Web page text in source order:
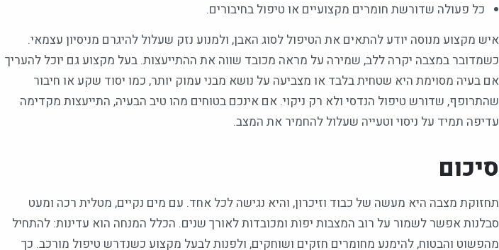
כל פעולה שדורשת חומרים מקצועיים או טיפול בחיבורים.
איש מקצוע מנוסה יודע להתאים את הטיפול לסוג האבן, ולמנוע נזק שעלול להיגרם מניסיון עצמאי.
כשמדובר במצבה יקרה ללב, שמירה על מראה מכובד שווה את ההתייעצות. בעל מקצוע גם יוכל להעריך
אם בעיה מסוימת היא שטחית בלבד או מצביעה על נושא מבני עמוק יותר, כמו יסוד שקע או חיבור
שהתרופף, שדורש טיפול הנדסי ולא רק ניקוי. אם אינכם בטוחים מהו טיב הבעיה, התייעצות מקדימה
עדיפה תמיד על ניסוי וטעייה שעלול להחמיר את המצב.
סיכום
תחזוקת מצבה היא מעשה של כבוד וזיכרון, והיא נגישה לכל אחד. עם מים נקיים, מטלית רכה ומעט
סבלנות אפשר לשמור על רוב המצבות יפות ומכובדות לאורך שנים. הכלל המנחה הוא עדינות: להתחיל
מהפשוט והבטוח, להימנע מחומרים חזקים ושוחקים, ולפנות לבעל מקצוע כשנדרש טיפול מורכב. כך